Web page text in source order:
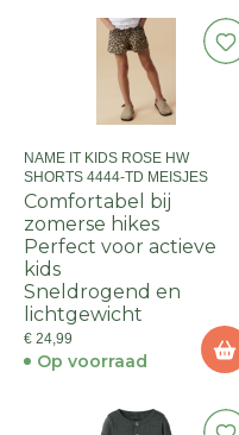
NAME IT KIDS ROSE HW
SHORTS 4444-TD MEISJES
Comfortabel bij
zomerse hikes
Perfect voor actieve
kids
Sneldrogend en
lichtgewicht
€ 24,99
Op voorraad